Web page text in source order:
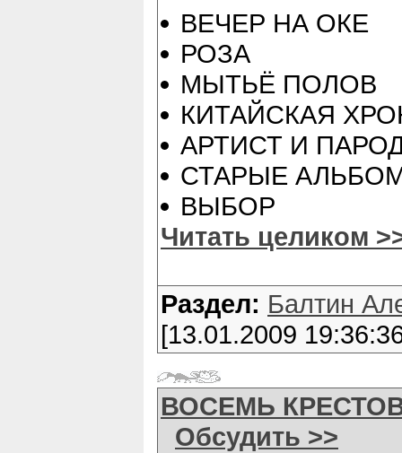
ВЕЧЕР НА ОКЕ
РОЗА
МЫТЬЁ ПОЛОВ
КИТАЙСКАЯ
АРТИСТ И
СТАРЫЕ
ВЫБОР
Читать целиком
Раздел: Балтин
[13.01.2009
ВОСЕМЬ
Обсудить >>